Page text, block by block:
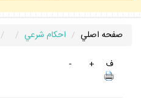
صفحه اصلي احكام شرعي
ف
+
-